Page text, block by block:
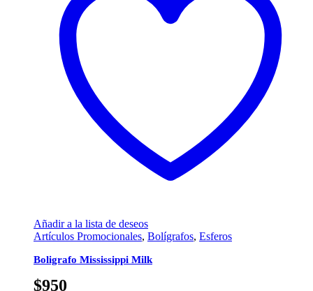
Añadir a la lista de deseos
Artículos Promocionales, Bolígrafos, Esferos
Boligrafo Mississippi Milk
$950